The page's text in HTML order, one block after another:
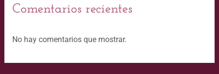
Comentarios recientes
No hay comentarios que mostrar.